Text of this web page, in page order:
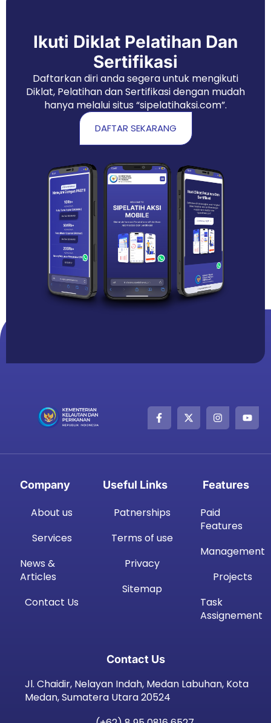
Ikuti Diklat Pelatihan Dan
Sertifikasi
Daftarkan diri anda segera untuk mengikuti
Diklat, Pelatihan dan Sertifikasi dengan mudah
hanya melalui situs “sipelatihaksi.com”.
DAFTAR SEKARANG
Company
About us
Services
News &
Articles
Contact Us
Useful Links
Patnerships
Terms of use
Privacy
Sitemap
Features
Paid
Features
Management
Projects
Task
Assignement
Contact Us
Jl. Chaidir, Nelayan Indah, Medan Labuhan, Kota
Medan, Sumatera Utara 20524